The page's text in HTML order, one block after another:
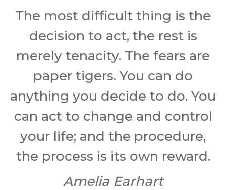
The most difficult thing is the
decision to act, the rest is
merely tenacity. The fears are
paper tigers. You can do
anything you decide to do. You
can act to change and control
your life; and the procedure,
the process is its own reward.
Amelia Earhart